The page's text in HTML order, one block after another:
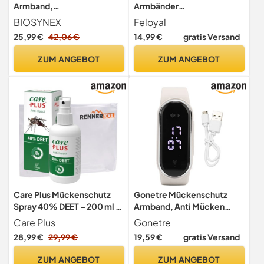
Armband,
wiederverwendbar, 2
Plättchen mit ätherischen
Ölen, 1 Monat Schutz, ohne
Erwachsenengröße
BIOSYNEX
25,99 € 42,06 €
ZUM ANGEBOT
Armbänder
Körpertemperaturanzeige
Wasserdichte Ultraschall
USB Wiederaufladbare Anti
Draußen Geeignet für
Schwarz
Feloyal
14,99 € gratis Versand
ZUM ANGEBOT
Care Plus Mückenschutz
Spray 40% DEET – 200 ml (1
Flasche) – Insektenschutz
für Tropen & Europa gegen
Mücken, Zecken &
Care Plus
28,99 € 29,99 €
ZUM ANGEBOT
Gonetre Mückenschutz
Armband, Anti Mücken
Armband, Ultraschall-
Mückenschutzbänder,
Ultrasonische Insekten
Gonetre
19,59 € gratis Versand
ZUM ANGEBOT